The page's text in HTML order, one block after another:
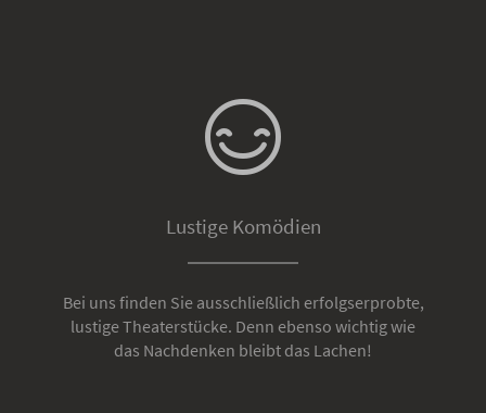
Lustige Komödien
Bei uns finden Sie ausschließlich erfolgserprobte,
lustige Theaterstücke. Denn ebenso wichtig wie
das Nachdenken bleibt das Lachen!